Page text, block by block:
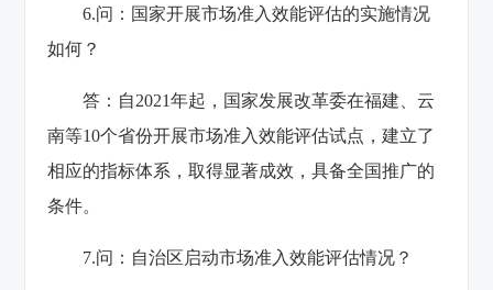
6.问：国家开展市场准入效能评估的实施情况
如何？
答：自2021年起，国家发展改革委在福建、云
南等10个省份开展市场准入效能评估试点，建立了
相应的指标体系，取得显著成效，具备全国推广的
条件。
7.问：自治区启动市场准入效能评估情况？